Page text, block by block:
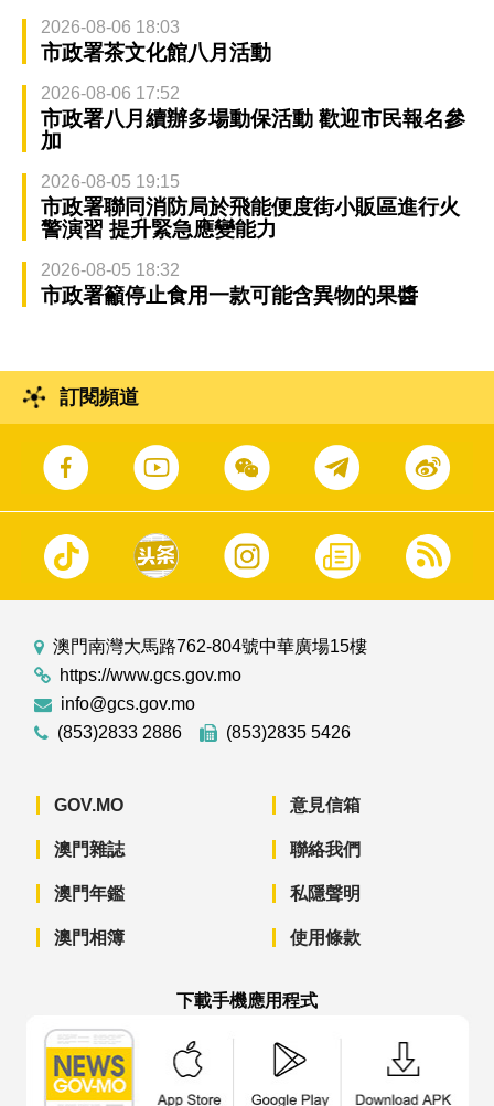
2026-08-06 18:03
市政署茶文化館八月活動
2026-08-06 17:52
市政署八月續辦多場動保活動 歡迎市民報名參
加
2026-08-05 19:15
市政署聯同消防局於飛能便度街小販區進行火
警演習 提升緊急應變能力
2026-08-05 18:32
市政署籲停止食用一款可能含異物的果醬
訂閱頻道
澳門南灣大馬路762-804號中華廣場15樓
https://www.gcs.gov.mo
info@gcs.gov.mo
(853)2833 2886
(853)2835 5426
GOV.MO
澳門雜誌
澳門年鑑
澳門相簿
意見信箱
聯絡我們
私隱聲明
使用條款
下載手機應用程式